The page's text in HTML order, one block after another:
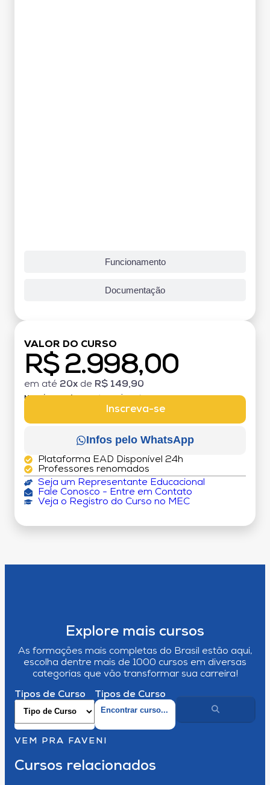
Funcionamento
Documentação
VALOR DO CURSO
R$ 2.998,00
em até 20x de R$ 149,90
MATRÍCULA:
Inscreva-se
Infos pelo WhatsApp
Plataforma EAD Disponível 24h
Professores renomados
Seja um Representante Educacional
Fale Conosco - Entre em Contato
Veja o Registro do Curso no MEC
Explore mais cursos
As formações mais completas do Brasil estão aqui,
escolha dentre mais de 1000 cursos em diversas
categorias que vão transformar sua carreira!
Tipos de Curso Tipos de Curso
VEM PRA FAVENI
Cursos relacionados